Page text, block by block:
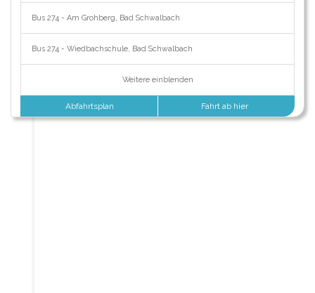
Bus 274 - Am Grohberg, Bad Schwalbach
Bus 274 - Wiedbachschule, Bad Schwalbach
Weitere einblenden
Abfahrtsplan Fahrt ab hier